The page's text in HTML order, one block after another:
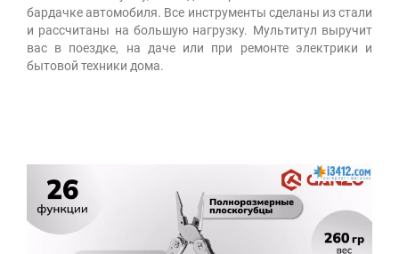
бардачке автомобиля. Все инструменты сделаны из стали
и рассчитаны на большую нагрузку. Мультитул выручит
вас в поездке, на даче или при ремонте электрики и
бытовой техники дома.